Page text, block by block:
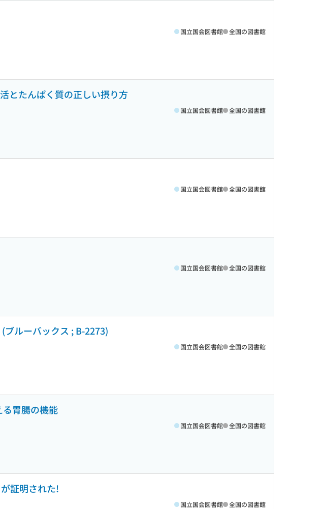
国立国会図書館 全国の図書館
とたんぱく質の正しい摂り方
国立国会図書館 全国の図書館
国立国会図書館 全国の図書館
国立国会図書館 全国の図書館
ブルーバックス ; B-2273)
国立国会図書館 全国の図書館
胃腸の機能
国立国会図書館 全国の図書館
証明された!
国立国会図書館 全国の図書館